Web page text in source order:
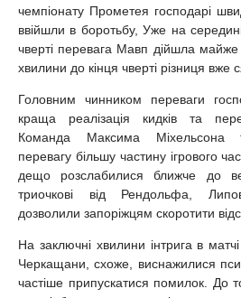
чемпіонату Прометея господарі
ввійшли в боротьбу, Уже на середині
чверті перевага Мавп дійшла
хвилини до кінця чверті різниця вже
Головним чинником переваги
краща реалізація кидків та
Команда Максима Міхельсона
перевагу більшу частину ігрового
дещо розслабилися ближче до
триочкові від Рендольфа,
дозволили запоріжцям скоротити
На заключні хвилини інтрига в
Черкащани, схоже, виснажилися
частіше припускатися помилок. До